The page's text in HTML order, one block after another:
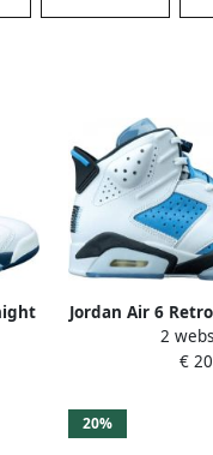
Jordan Air 6
White Black
Schoenmaat 44
2
€
20%